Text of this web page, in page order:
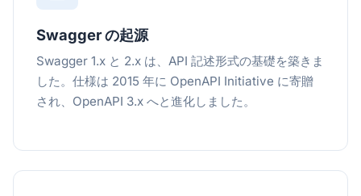
Swagger の起源
Swagger 1.x と 2.x は、API 記述形式の基礎を築きま
した。仕様は 2015 年に OpenAPI Initiative に寄贈
され、OpenAPI 3.x へと進化しました。